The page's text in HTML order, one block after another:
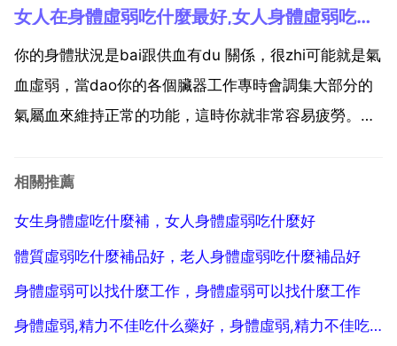
水不合適，可以吃顆粒狀黃芪。還可以加強鍛鍊，鍛鍊
對 虛弱有很大的好處。如果是長期伏案工作，看電腦
玩手機引...
女人在身體虛弱吃什麼最好,女人身體虛弱吃什麼好
你的身體狀況是bai跟供血有du 關係，很zhi可能就是氣
血虛弱，當dao你的各個臟器工作專時會調集大部分的
氣屬血來維持正常的功能，這時你就非常容易疲勞。你
怕熱可能是氣虛的表現。當氣血虛弱時，臟器是不能象
相關推薦
女生身體虛吃什麼補，女人身體虛弱吃什麼好
體質虛弱吃什麼補品好，老人身體虛弱吃什麼補品好
身體虛弱可以找什麼工作，身體虛弱可以找什麼工作
身體虛弱,精力不佳吃什么藥好，身體虛弱,精力不佳吃什麼藥好